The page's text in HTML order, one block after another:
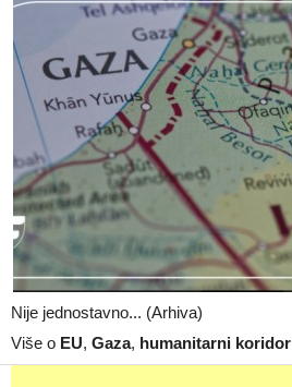
Nije jednostavno... (Arhiva)
Više o EU, Gaza, humanitarni koridor